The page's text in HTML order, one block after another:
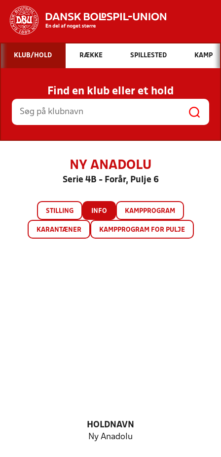
Hvad vil du søge efter?
INDHOLD OG NYHEDER
STILLINGER, RESULTATER, KLUBBER OG
HOLD
KLUB/HOLD RÆKKE SPILLESTED KAMP
Find en klub eller et hold
NY ANADOLU
Serie 4B - Forår, Pulje 6
STILLING INFO KAMPPROGRAM
KARANTÆNER KAMPPROGRAM FOR PULJE
HOLDNAVN
Ny Anadolu